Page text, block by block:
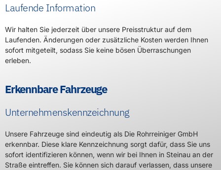
Laufende Information
Wir halten Sie jederzeit über unsere Preisstruktur auf dem
Laufenden. Änderungen oder zusätzliche Kosten werden Ihnen
sofort mitgeteilt, sodass Sie keine bösen Überraschungen
erleben.
Erkennbare Fahrzeuge
Unternehmenskennzeichnung
Unsere Fahrzeuge sind eindeutig als Die Rohrreiniger GmbH
erkennbar. Diese klare Kennzeichnung sorgt dafür, dass Sie uns
sofort identifizieren können, wenn wir bei Ihnen in Steinau an der
Straße eintreffen. Sie können sich darauf verlassen, dass unsere